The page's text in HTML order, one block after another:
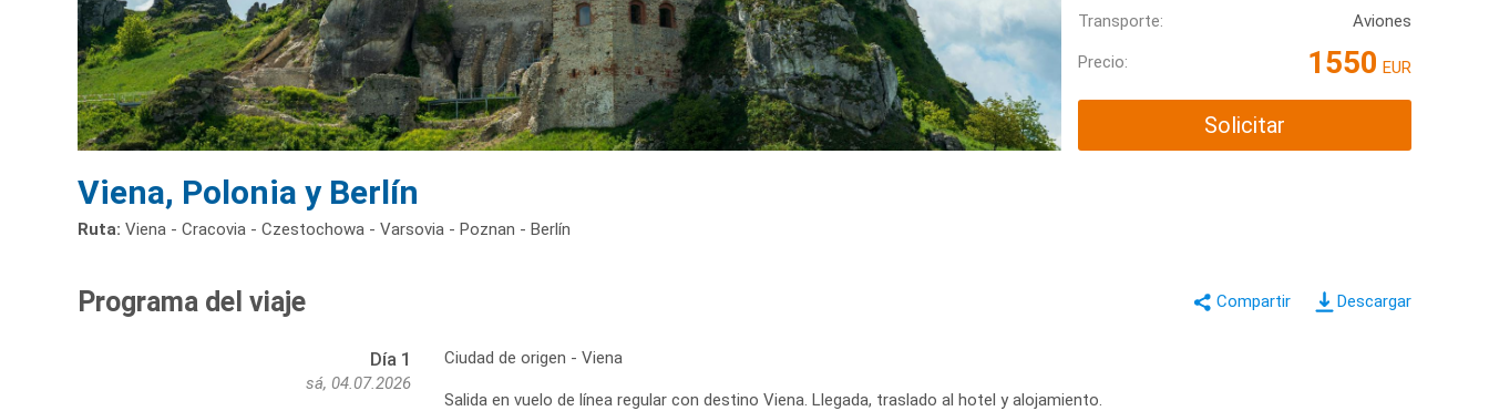
Transporte:
Aviones
Precio: 1550 EUR
Solicitar
Viena, Polonia y Berlín
Ruta: Viena - Cracovia - Czestochowa - Varsovia - Poznan - Berlín
Descargar
Programa del viaje
Día 1
sá, 04.07.2026
Ciudad de origen - Viena
Salida en vuelo de línea regular con destino Viena. Llegada, traslado al hotel y alojamiento.